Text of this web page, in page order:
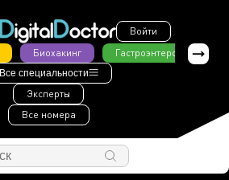
Войти
Биохакинг Гастроэнтерология
Все специальности
Эксперты
Все номера